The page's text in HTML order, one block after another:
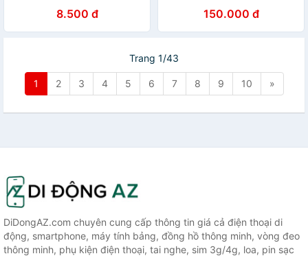
8.500 đ
Chơi Game,chính hãng bảo
hành 12 tháng
150.000 đ
Trang 1/43
1 2 3 4 5 6 7 8 9 10 »
DiDongAZ.com chuyên cung cấp thông tin giá cả điện thoại di
động, smartphone, máy tính bảng, đồng hồ thông minh, vòng đeo
thông minh, phụ kiện điện thoại, tai nghe, sim 3g/4g, loa, pin sạc